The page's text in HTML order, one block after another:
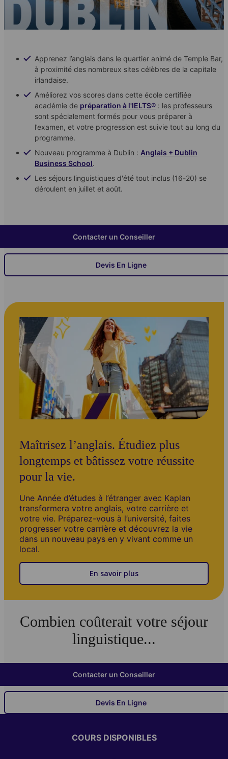
Apprenez l’anglais dans le quartier animé de Temple Bar,
à proximité des nombreux sites célèbres de la capitale
irlandaise.
Améliorez vos scores dans cette école certifiée
académie de préparation à l'IELTS® : les professeurs
sont spécialement formés pour vous préparer à
l’examen, et votre progression est suivie tout au long du
programme.
Nouveau programme à Dublin : Anglais + Dublin
Business School.
Les séjours linguistiques d'été tout inclus (16-20) se
déroulent en juillet et août.
Contacter un Conseiller
Devis En Ligne
Maîtrisez l’anglais. Étudiez plus
longtemps et bâtissez votre réussite
pour la vie.
Une Année d’études à l’étranger avec Kaplan
transformera votre anglais, votre carrière et
votre vie. Préparez-vous à l’université, faites
progresser votre carrière et découvrez la vie
dans un nouveau pays en y vivant comme un
local.
En savoir plus
Combien coûterait votre séjour
linguistique...
Contacter un Conseiller
Devis En Ligne
COURS DISPONIBLES